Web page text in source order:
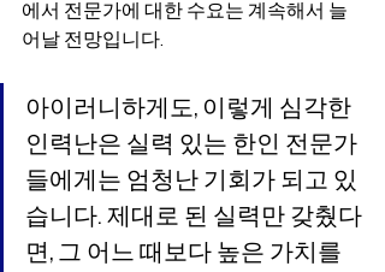
에서 전문가에 대한 수요는 계속해서 늘
어날 전망입니다.
아이러니하게도, 이렇게 심각한
인력난은 실력 있는 한인 전문가
들에게는 엄청난 기회가 되고 있
습니다. 제대로 된 실력만 갖췄다
면, 그 어느 때보다 높은 가치를